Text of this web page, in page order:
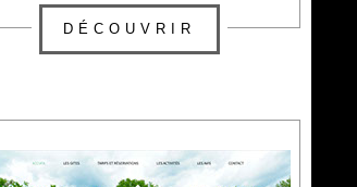
DÉCOUVRIR